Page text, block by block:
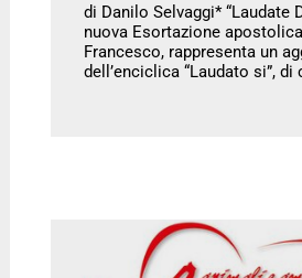
di Danilo Selvaggi* “Laudate
nuova Esortazione
Francesco, rappresenta un
dell’enciclica “Laudato si”, di